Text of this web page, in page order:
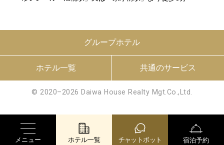
グループホテル
ホテル一覧 共通のサービス
© 2020–2026 Daiwa House Realty Mgt.Co.,Ltd.
メニュー ホテル一覧 チャットボット 宿泊予約